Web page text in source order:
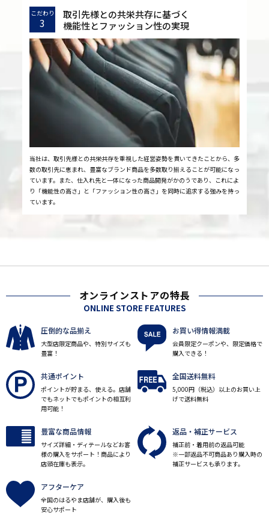
こだわり
3
取引先様との共栄共存に基づく
機能性とファッション性の実現
当社は、取引先様との共栄共存を重視した経営姿勢を貫いてきたことから、多
数の取引先に恵まれ、豊富なブランド商品を多数取り揃えることが可能になっ
ています。また、仕入れ先と一体になった商品開発がかのうであり、これによ
り「機能性の高さ」と「ファッション性の高さ」を同時に追求する強みを持っ
ています。
オンラインストアの特長
ONLINE STORE FEATURES
圧倒的な品揃え
大型店限定商品や、特別サイズも
豊富！
お買い得情報満載
会員限定クーポンや、限定価格で
購入できる！
共通ポイント
ポイントが貯まる、使える。店舗
でもネットでもポイントの相互利
用可能！
全国送料無料
5,000円（税込）以上のお買い上
げで送料無料
豊富な商品情報
サイズ詳細・ディテールなどお客
様の購入をサポート！商品により
店頭在庫も表示。
返品・補正サービス
補正前・着用前の返品可能
※一部返品不可商品あり購入時の
補正サービスも承ります。
アフターケア
全国のはるやま店舗が、購入後も
安心サポート